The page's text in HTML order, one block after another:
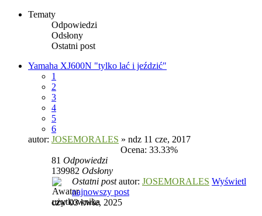
Tematy
Odpowiedzi
Odsłony
Ostatni post
Yamaha XJ600N "tylko lać i jeździć"
1
2
3
4
5
6
autor: JOSEMORALES » ndz 11 cze, 2017
Ocena: 33.33%
81 Odpowiedzi
139982 Odsłony
Ostatni postautor: JOSEMORALES Wyświetl
najnowszy post
czw 03 kwie, 2025